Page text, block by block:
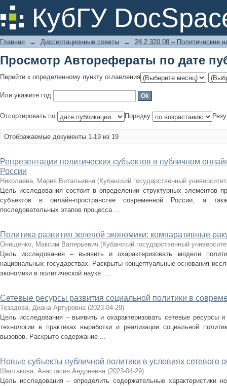
КубГУ
Просмотр Авторефераты по дате
Главная → Диссертационные советы → 24.2.320.08 – Политические
Просмотр Авторефераты по дате
Перейти к определенному пункту оглавления
Или укажите год:
Отсортировать по: Порядку:
Отображаемые документы 1-19 из 19
Репрезентации политических субъектов в публичном
России
Николаева, Мария Витальевна (Кубанский государственный университет
Цель исследования состоит в определении структурных элементов
субъектов в онлайн-пространстве современной России, а
последовательных этапов процесса ...
Политика развития зеленой экономики: компаративные
Онищенко, Максим Валерьевич (Кубанский государственный
Цель исследования – выявить и охарактеризовать модели
национальных государствах. Раскрыты концептуальные основания
экономики в политической науке. ...
Сетевые ресурсы развития социальной политики в
Тезадова, Диана Артуровна (2023-04-29)
Цель исследования – выявить и охарактеризовать сетевые ресурсы
технологии в практиках выработки и реализации социальной
вызовов. Раскрыто содержание ...
Новые субъекты публичной политики в условиях сетевого
Шестакова, Анастасия Андреевна (2023-04-29)
Цель исследования – определить содержательные характеристики